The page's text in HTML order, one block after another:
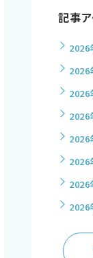
記事
2026
2026
2026
2026
2026
2026
2026
2026